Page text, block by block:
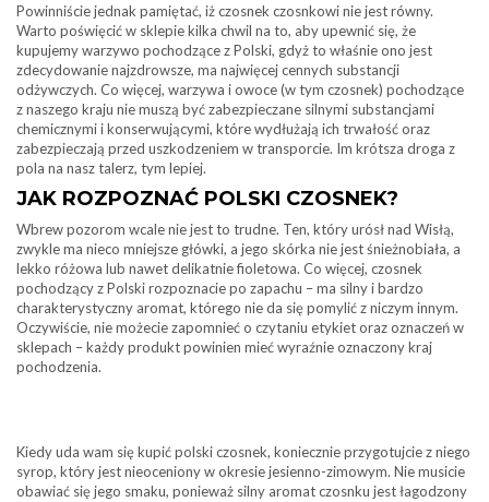
Powinniście jednak pamiętać, iż czosnek czosnkowi nie jest równy.
Warto poświęcić w sklepie kilka chwil na to, aby upewnić się, że
kupujemy warzywo pochodzące z Polski, gdyż to właśnie ono jest
zdecydowanie najzdrowsze, ma najwięcej cennych substancji
odżywczych. Co więcej, warzywa i owoce (w tym czosnek) pochodzące
z naszego kraju nie muszą być zabezpieczane silnymi substancjami
chemicznymi i konserwującymi, które wydłużają ich trwałość oraz
zabezpieczają przed uszkodzeniem w transporcie. Im krótsza droga z
pola na nasz talerz, tym lepiej.
JAK ROZPOZNAĆ POLSKI CZOSNEK?
Wbrew pozorom wcale nie jest to trudne. Ten, który urósł nad Wisłą,
zwykle ma nieco mniejsze główki, a jego skórka nie jest śnieżnobiała, a
lekko różowa lub nawet delikatnie fioletowa. Co więcej, czosnek
pochodzący z Polski rozpoznacie po zapachu – ma silny i bardzo
charakterystyczny aromat, którego nie da się pomylić z niczym innym.
Oczywiście, nie możecie zapomnieć o czytaniu etykiet oraz oznaczeń w
sklepach – każdy produkt powinien mieć wyraźnie oznaczony kraj
pochodzenia.
Kiedy uda wam się kupić polski czosnek, koniecznie przygotujcie z niego
syrop, który jest nieoceniony w okresie jesienno-zimowym. Nie musicie
obawiać się jego smaku, ponieważ silny aromat czosnku jest łagodzony